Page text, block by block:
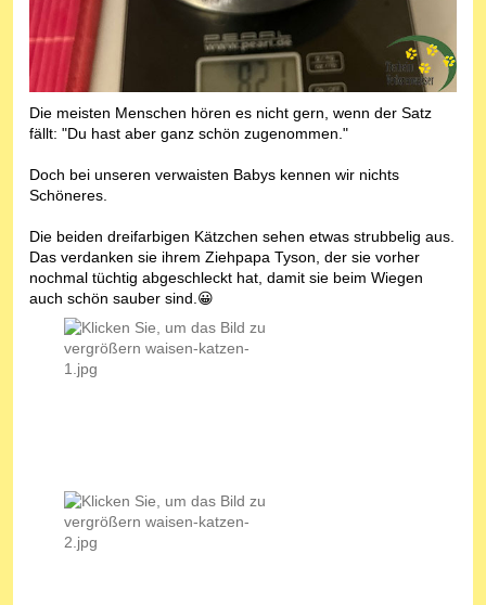
Die meisten Menschen hören es nicht gern, wenn der Satz
fällt: "Du hast aber ganz schön zugenommen."
Doch bei unseren verwaisten Babys kennen wir nichts
Schöneres.
Die beiden dreifarbigen Kätzchen sehen etwas strubbelig aus.
Das verdanken sie ihrem Ziehpapa Tyson, der sie vorher
nochmal tüchtig abgeschleckt hat, damit sie beim Wiegen
auch schön sauber sind.😀